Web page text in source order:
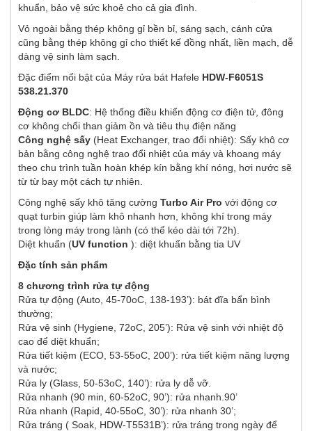
khuẩn, bảo vệ sức khoẻ cho cả gia đình.
Vỏ ngoài bằng thép không gỉ bền bỉ, sáng sạch, cánh cửa
cũng bằng thép không gỉ cho thiết kế đồng nhất, liền mạch, dễ
dàng vệ sinh làm sạch.
Đặc điểm nổi bật của Máy rửa bát Hafele HDW-F6051S
538.21.370
Động cơ BLDC: Hệ thống điều khiển động cơ điện tử, đông
cơ không chổi than giảm ồn và tiêu thụ điện năng
Công nghệ sấy (Heat Exchanger, trao đổi nhiệt): Sấy khô cơ
bản bằng công nghệ trao đổi nhiệt của máy và khoang máy
theo chu trình tuần hoàn khép kín bằng khí nóng, hơi nước sẽ
từ từ bay một cách tự nhiên.
Công nghệ sấy khô tăng cường Turbo Air Pro với động cơ
quạt turbin giúp làm khô nhanh hơn, không khí trong máy
trong lòng máy trong lành (có thể kéo dài tới 72h).
Diệt khuẩn (UV function ): diệt khuẩn bằng tia UV
Đặc tính sản phẩm
8 chương trình rửa tự động
Rửa tự động (Auto, 45-70oC, 138-193’): bát đĩa bẩn bình
thường;
Rửa vệ sinh (Hygiene, 72oC, 205’): Rửa vệ sinh với nhiệt độ
cao để diệt khuẩn;
Rửa tiết kiệm (ECO, 53-55oC, 200’): rửa tiết kiệm năng lượng
và nước;
Rửa ly (Glass, 50-53oC, 140’): rửa ly dễ vỡ.
Rửa nhanh (90 min, 60-52oC, 90’): rửa nhanh.90’
Rửa nhanh (Rapid, 40-55oC, 30’): rửa nhanh 30’;
Rửa tráng ( Soak, HDW-T5531B’): rửa tráng trong ngày để